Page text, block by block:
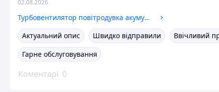
02.08.2026
Турбовентилятор повітродувка акумуляторна для чищення ПК авто бездротова міні видувач повітря з ліхтариком 2в1 чорний
Актуальний опис
Швидко відправили Ввічливий
Гарне обслуговування
Коментарі 0